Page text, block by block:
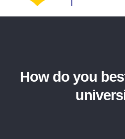
How do you